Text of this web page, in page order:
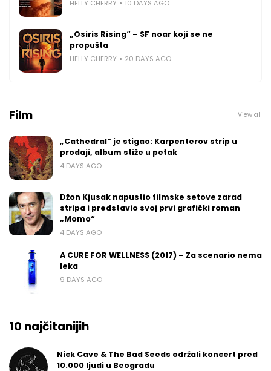
HELLY CHERRY 10 DAYS AGO
„Osiris Rising“ – SF noar koji se ne
propušta
HELLY CHERRY 20 DAYS AGO
Film View all
„Cathedral“ je stigao: Karpenterov strip u
prodaji, album stiže u petak
4 DAYS AGO
Džon Kjusak napustio filmske setove zarad
stripa i predstavio svoj prvi grafički roman
„Momo“
4 DAYS AGO
A CURE FOR WELLNESS (2017) – Za scenario nema
leka
9 DAYS AGO
10 najčitanijih
Nick Cave & The Bad Seeds održali koncert pred
10.000 ljudi u Beogradu